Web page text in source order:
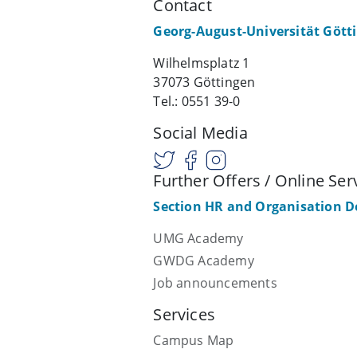
Contact
Georg-August-Universität
Wilhelmsplatz 1
37073 Göttingen
Tel.: 0551 39-0
Social Media
Further Offers / Online
Section HR and Organisation
UMG Academy
GWDG Academy
Job announcements
Services
Campus Map